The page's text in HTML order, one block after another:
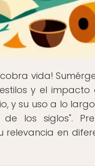
vida!
y el
y su uso a lo
los siglos".
en